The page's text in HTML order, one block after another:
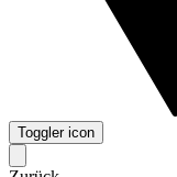
Toggler icon